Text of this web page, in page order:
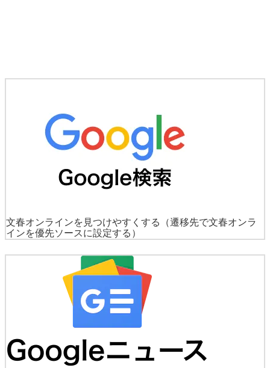
文春オンラインを見つけやすくする
（遷移先で文春オンラ
インを優先ソースに設定する）